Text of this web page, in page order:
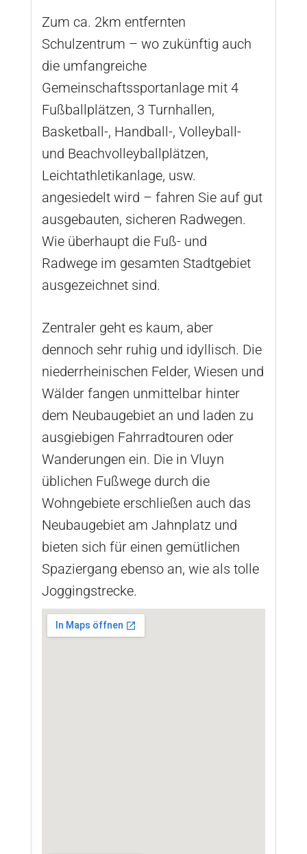
Zum ca. 2km entfernten
Schulzentrum – wo zukünftig auch
die umfangreiche
Gemeinschaftssportanlage mit 4
Fußballplätzen, 3 Turnhallen,
Basketball-, Handball-, Volleyball-
und Beachvolleyballplätzen,
Leichtathletikanlage, usw.
angesiedelt wird – fahren Sie auf gut
ausgebauten, sicheren Radwegen.
Wie überhaupt die Fuß- und
Radwege im gesamten Stadtgebiet
ausgezeichnet sind.
Zentraler geht es kaum, aber
dennoch sehr ruhig und idyllisch. Die
niederrheinischen Felder, Wiesen und
Wälder fangen unmittelbar hinter
dem Neubaugebiet an und laden zu
ausgiebigen Fahrradtouren oder
Wanderungen ein. Die in Vluyn
üblichen Fußwege durch die
Wohngebiete erschließen auch das
Neubaugebiet am Jahnplatz und
bieten sich für einen gemütlichen
Spaziergang ebenso an, wie als tolle
Joggingstrecke.